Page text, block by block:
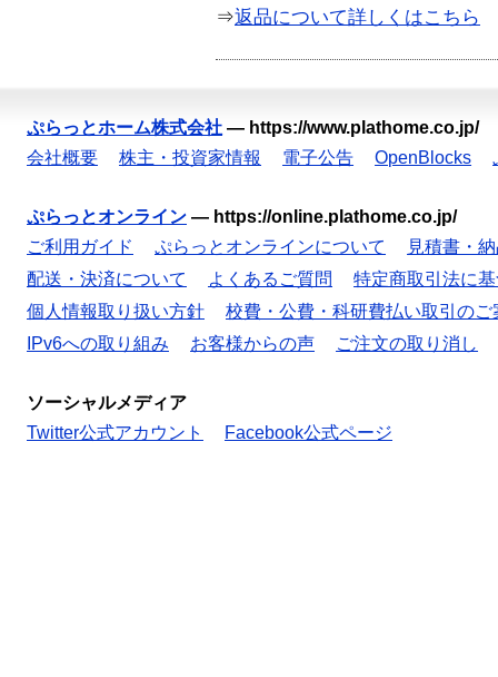
⇒返品について詳しくはこちら
ぷらっとホーム株式会社 — https://www.plathome.co.jp/
会社概要
株主・投資家情報 電子公告 OpenBlocks
ぷらっとオンライン — https://online.plathome.co.jp/
ご利用ガイド
ぷらっとオンラインについて
見積書・
配送・決済について
よくあるご質問
特定商取引法に
個人情報取り扱い方針
校費・公費・科研費払い取引のご
IPv6への取り組み
お客様からの声 ご注文の取り消し
ソーシャルメディア
Twitter公式アカウント
Facebook公式ページ